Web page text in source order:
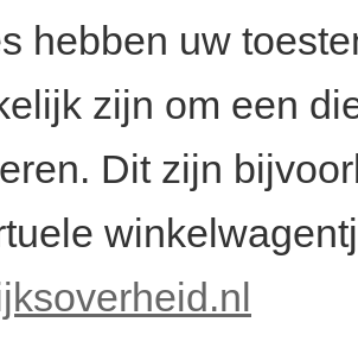
hebben uw
zijn om een
Dit zijn